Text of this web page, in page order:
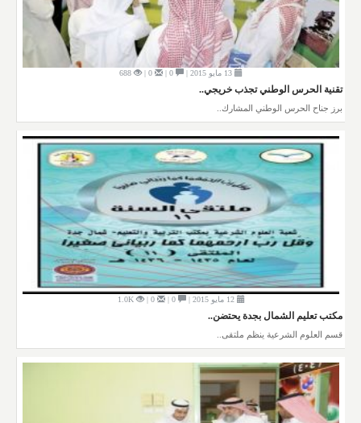
688
تقنية الحرس الوطني تجذب خريجي..
برز جناح الحرس الوطني المشارك..
12 مايو 2015 | 0 |
0 |
1.0K
مكتب تعليم الشمال بجدة يحتضن..
قسم العلوم الشرعية ينظم ملتقى..